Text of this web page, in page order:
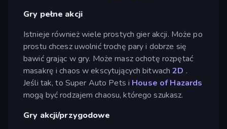
Gry pełne akcji
Istnieje również wiele prostych gier akcji. Może po
prostu chcesz uwolnić trochę pary i dobrze się
bawić grając w gry. Może masz ochotę rozpętać
masakrę i chaos w ekscytujących bitwach2D .
Jeśli tak, to Super Auto Pets i House of Hazards
mogą być rodzajem chaosu, którego szukasz.
Gry akcji/przygodowe